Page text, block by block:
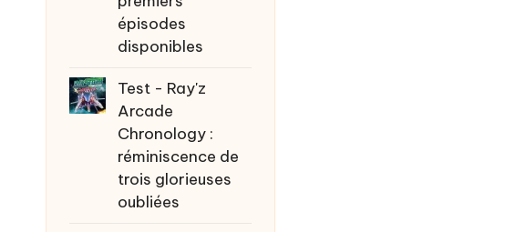
épisodes
disponibles
Test - Ray'z
Arcade
Chronology :
réminiscence de
trois glorieuses
oubliées